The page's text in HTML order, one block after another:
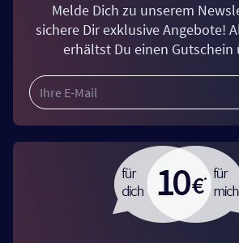
Melde Dich zu unserem
sichere Dir exklusive Angebote!
erhältst Du einen Gutschein